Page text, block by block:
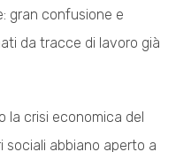
gran confusione e
da tracce di lavoro già
la crisi economica del
abbiano aperto a